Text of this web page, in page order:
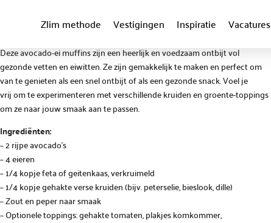
Zlim methode Vestigingen Inspiratie Vacatures
Deze avocado-ei muffins zijn een heerlijk en voedzaam ontbijt vol
gezonde vetten en eiwitten. Ze zijn gemakkelijk te maken en perfect om
van te genieten als een snel ontbijt of als een gezonde snack. Voel je
vrij om te experimenteren met verschillende kruiden en groente-toppings
om ze naar jouw smaak aan te passen.
Ingrediënten:
– 2 rijpe avocado’s
– 4 eieren
– 1/4 kopje feta of geitenkaas, verkruimeld
– 1/4 kopje gehakte verse kruiden (bijv. peterselie, bieslook, dille)
– Zout en peper naar smaak
– Optionele toppings: gehakte tomaten, plakjes komkommer,